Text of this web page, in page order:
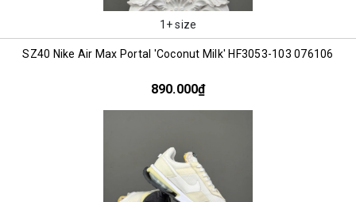
1+ size
SZ40 Nike Air Max Portal 'Coconut Milk' HF3053-103 076106
890.000₫